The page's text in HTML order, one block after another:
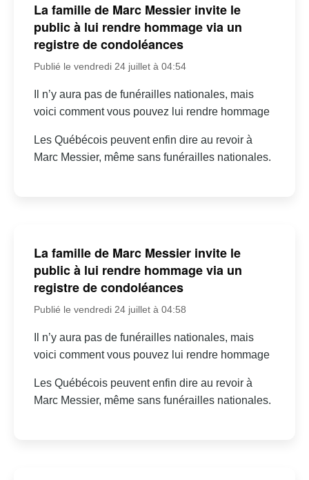
La famille de Marc Messier invite le
public à lui rendre hommage via un
registre de condoléances
Publié le vendredi 24 juillet à 04:54
Il n’y aura pas de funérailles nationales, mais
voici comment vous pouvez lui rendre hommage
Les Québécois peuvent enfin dire au revoir à
Marc Messier, même sans funérailles nationales.
La famille de Marc Messier invite le
public à lui rendre hommage via un
registre de condoléances
Publié le vendredi 24 juillet à 04:58
Il n’y aura pas de funérailles nationales, mais
voici comment vous pouvez lui rendre hommage
Les Québécois peuvent enfin dire au revoir à
Marc Messier, même sans funérailles nationales.